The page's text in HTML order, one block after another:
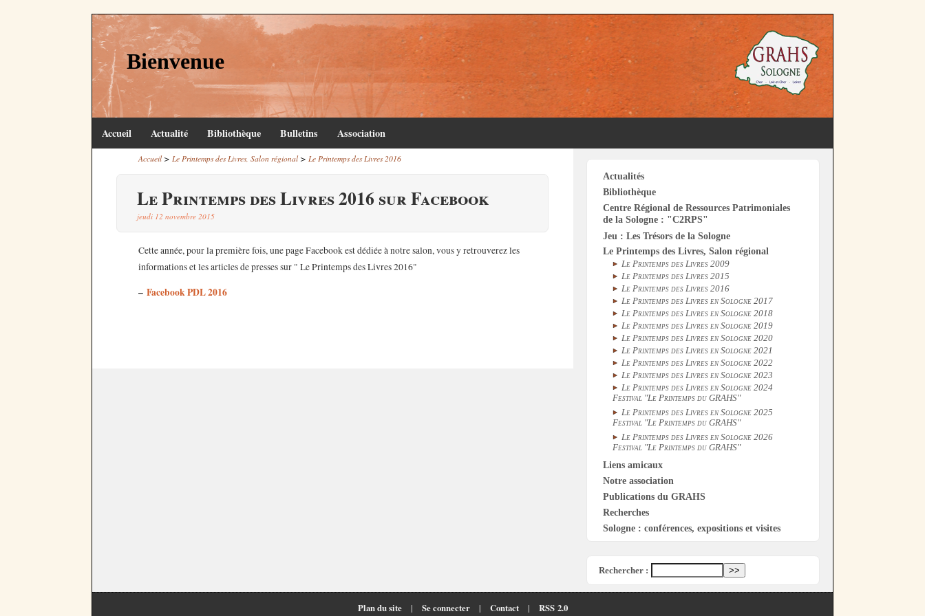
Bienvenue
Accueil Actualité Bibliothèque Bulletins Association
Accueil> Le Printemps des Livres, Salon régional> Le Printemps des Livres 2016
Le Printemps des Livres 2016 sur Facebook
jeudi 12 novembre 2015
Cette année, pour la première fois, une page Facebook est dédiée à notre salon, vous y retrouverez les
informations et les articles de presses sur " Le Printemps des Livres 2016"
– Facebook PDL 2016
Actualités
Bibliothèque
Centre Régional de Ressources Patrimoniales
de la Sologne : "C2RPS"
Jeu : Les Trésors de la Sologne
Le Printemps des Livres, Salon régional
Le Printemps des Livres 2009
Le Printemps des Livres 2015
Le Printemps des Livres 2016
Le Printemps des Livres en Sologne 2017
Le Printemps des Livres en Sologne 2018
Le Printemps des Livres en Sologne 2019
Le Printemps des Livres en Sologne 2020
Le Printemps des Livres en Sologne 2021
Le Printemps des Livres en Sologne 2022
Le Printemps des Livres en Sologne 2023
Le Printemps des Livres en Sologne 2024
Festival "Le Printemps du GRAHS"
Le Printemps des Livres en Sologne 2025
Festival "Le Printemps du GRAHS"
Le Printemps des Livres en Sologne 2026
Festival "Le Printemps du GRAHS"
Liens amicaux
Notre association
Publications du GRAHS
Recherches
Sologne : conférences, expositions et visites
Rechercher :
Plan du site | Se connecter | Contact | RSS 2.0